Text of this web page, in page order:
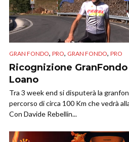
GRAN FONDO, PRO, GRAN FONDO, PRO
Ricognizione
Loano
Tra 3 week end si disputerà la
percorso di circa 100 Km che vedrà
Con Davide Rebellin...